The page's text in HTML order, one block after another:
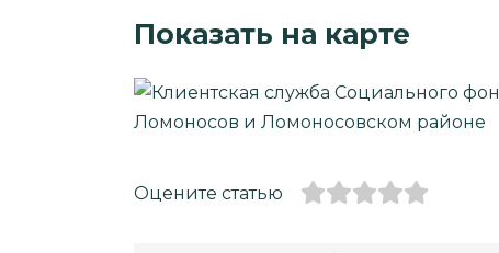
Показать на карте
Оцените статью